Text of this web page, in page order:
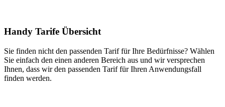
Handy Tarife Übersicht
Sie finden nicht den passenden Tarif für Ihre Bedürfnisse? Wählen
Sie einfach den einen anderen Bereich aus und wir versprechen
Ihnen, dass wir den passenden Tarif für Ihren Anwendungsfall
finden werden.